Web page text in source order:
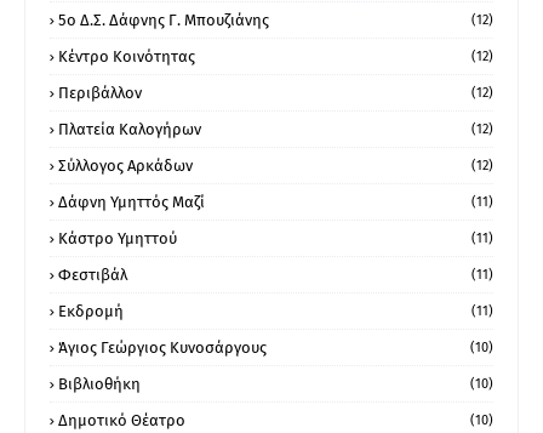
5ο Δ.Σ. Δάφνης Γ. Μπουζιάνης (12)
Κέντρο Κοινότητας (12)
Περιβάλλον (12)
Πλατεία Καλογήρων (12)
Σύλλογος Αρκάδων (12)
Δάφνη Υμηττός Μαζί (11)
Κάστρο Υμηττού (11)
Φεστιβάλ (11)
Εκδρομή (11)
Άγιος Γεώργιος Κυνοσάργους (10)
Βιβλιοθήκη (10)
Δημοτικό Θέατρο (10)